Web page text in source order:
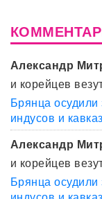
Александр
и корейцев
Брянца
индусов и
Александр
и корейцев
Брянца